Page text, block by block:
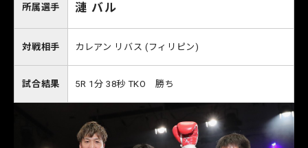
所属選手 漣 バル
対戦相手 カレアン リバス (フィリピン)
試合結果 5R 1分 38秒 TKO 勝ち